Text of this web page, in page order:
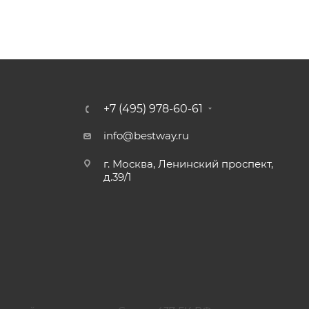
+7 (495) 978-60-61
info@bestway.ru
г. Москва, Ленинский проспект,
д.39/1